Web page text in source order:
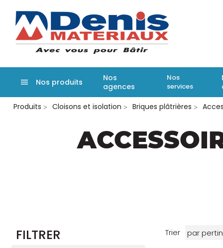
Aller
Nos produits
Nos
agences
Nos
services
Produits
Cloisons et isolation Briques plâtrières
FILTRER Trier